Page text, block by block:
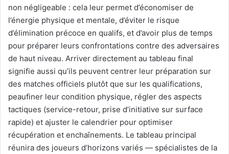
non négligeable : cela leur permet d’économiser de
l’énergie physique et mentale, d’éviter le risque
d’élimination précoce en qualifs, et d’avoir plus de temps
pour préparer leurs confrontations contre des adversaires
de haut niveau. Arriver directement au tableau final
signifie aussi qu’ils peuvent centrer leur préparation sur
des matches officiels plutôt que sur les qualifications,
peaufiner leur condition physique, régler des aspects
tactiques (service-retour, prise d’initiative sur surface
rapide) et ajuster le calendrier pour optimiser
récupération et enchaînements. Le tableau principal
réunira des joueurs d’horizons variés — spécialistes de la